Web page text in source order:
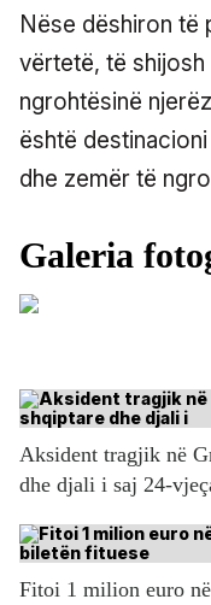
Nëse dëshiron të
vërtetë, të
ngrohtësinë
është
dhe zemër të
Aksident tragjik në
dhe djali i saj 24-
Fitoi 1 milion euro